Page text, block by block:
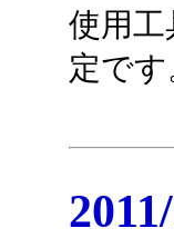
使用
定です